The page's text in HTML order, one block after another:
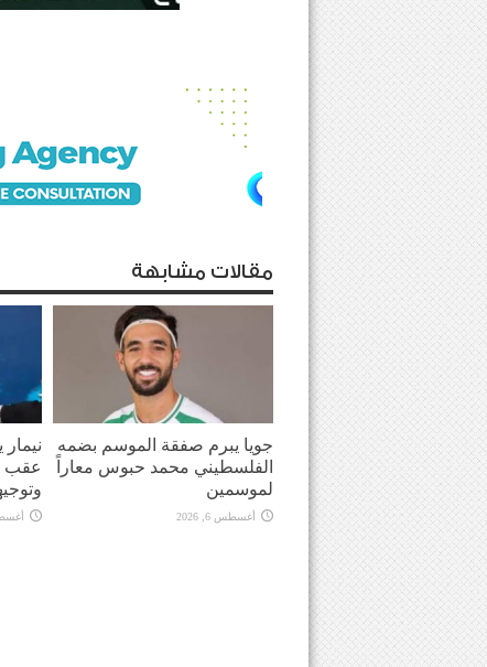
مقالات مشابهة
جويا يبرم صفقة الموسم بضمه
الفلسطيني محمد حبوس معاراً
لموسمين
أغسطس 6, 2026
عقب
أغسطس